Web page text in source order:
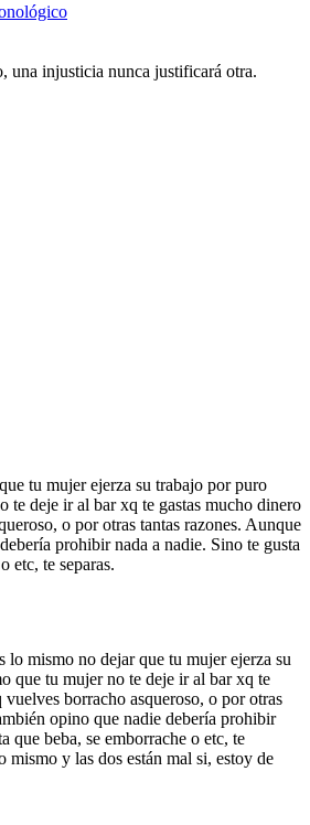
una injusticia nunca justificará otra.
tu mujer ejerza su trabajo por puro
te deje ir al bar xq te gastas mucho dinero
o por otras tantas razones. Aunque
prohibir nada a nadie. Sino te gusta
etc, te separas.
lo mismo no dejar que tu mujer ejerza su
que tu mujer no te deje ir al bar xq te
borracho asqueroso, o por otras
opino que nadie debería prohibir
que beba, se emborrache o etc, te
mismo y las dos están mal si, estoy de